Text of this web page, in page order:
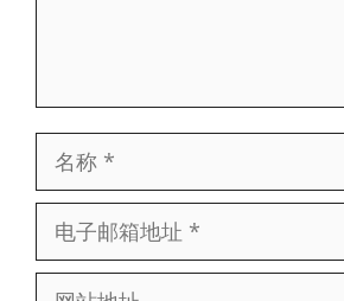
称
子